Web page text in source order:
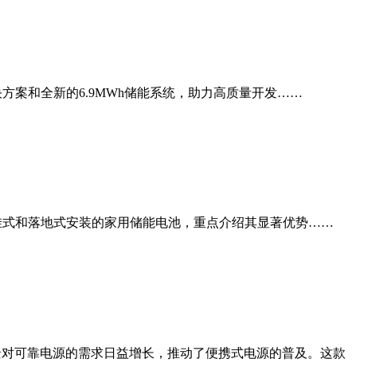
方案和全新的6.9MWh储能系统，助力高质量开发……
和落地式安装的家用储能电池，重点介绍其显著优势……
可靠电源的需求日益增长，推动了便携式电源的普及。这款